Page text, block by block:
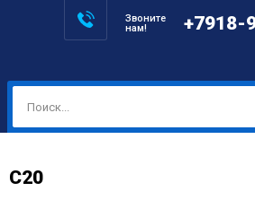
Звоните
нам!
+7918-
C20